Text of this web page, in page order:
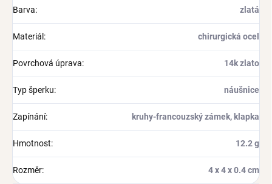
Barva: zlatá
Materiál : chirurgická ocel
Povrchová úprava: 14k zlato
Typ šperku: náušnice
Zapínání: kruhy-francouzský zámek, klapka
Hmotnost: 12.2 g
Rozměr: 4 x 4 x 0.4 cm